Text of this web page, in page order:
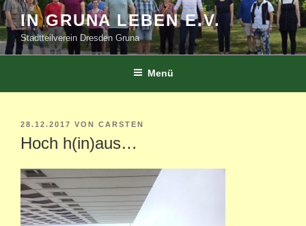
Zum
Inhalt
springen
IN GRUNA LEBEN E.V.
Stadtteilverein Dresden Gruna
Menü
VERÖFFENTLICHT
AM
28.12.2017 VON CARSTEN
Hoch h(in)aus…